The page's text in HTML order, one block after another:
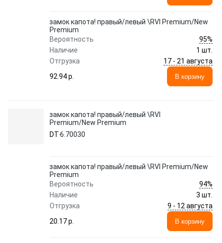
замок капота! правый/левый \RVI Premium/New
Premium
Вероятность
95%
Наличие
1 шт.
Отгрузка
17 - 21 августа
92.94 p.
В корзину
замок капота! правый/левый \RVI
Premium/New Premium
DT6.70030
замок капота! правый/левый \RVI Premium/New
Premium
Вероятность
94%
Наличие
3 шт.
Отгрузка
9 - 12 августа
20.17 p.
В корзину